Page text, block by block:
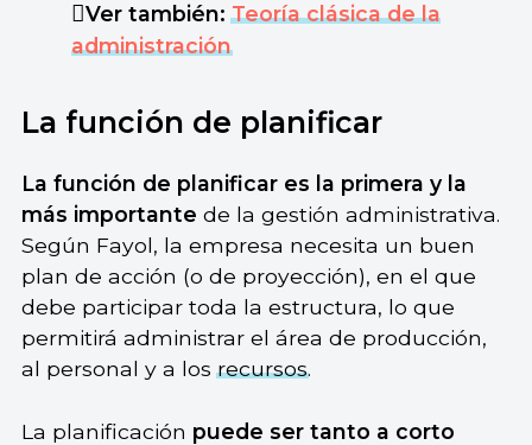
Ver también:Teoría clásica de la
administración
La función de planificar
La función de planificar es la primera y la
más importante de la gestión administrativa.
Según Fayol, la empresa necesita un buen
plan de acción (o de proyección), en el que
debe participar toda la estructura, lo que
permitirá administrar el área de producción,
al personal y a losrecursos.
La planificación puede ser tanto a corto